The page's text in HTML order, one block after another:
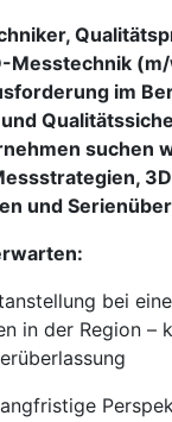
Messtechnik
im
suchen
und
bei
in der Region –